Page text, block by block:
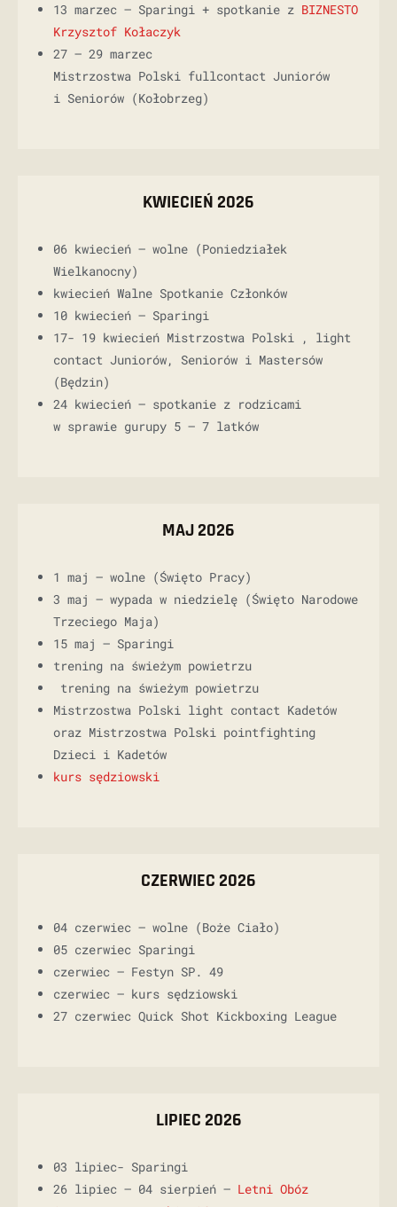
13 marzec – Sparingi + spotkanie z BIZNESTO
Krzysztof Kołaczyk
27 – 29 marzec
Mistrzostwa Polski fullcontact Juniorów
i Seniorów (Kołobrzeg)
KWIECIEŃ 2026
06 kwiecień – wolne (Poniedziałek
Wielkanocny)
kwiecień Walne Spotkanie Członków
10 kwiecień – Sparingi
17- 19 kwiecień Mistrzostwa Polski , light
contact Juniorów, Seniorów i Mastersów
(Będzin)
24 kwiecień – spotkanie z rodzicami
w sprawie gurupy 5 – 7 latków
MAJ 2026
1 maj – wolne (Święto Pracy)
3 maj – wypada w niedzielę (Święto Narodowe
Trzeciego Maja)
15 maj – Sparingi
trening na świeżym powietrzu
trening na świeżym powietrzu
Mistrzostwa Polski light contact Kadetów
oraz Mistrzostwa Polski pointfighting
Dzieci i Kadetów
kurs sędziowski
CZERWIEC 2026
04 czerwiec – wolne (Boże Ciało)
05 czerwiec Sparingi
czerwiec – Festyn SP. 49
czerwiec – kurs sędziowski
27 czerwiec Quick Shot Kickboxing League
LIPIEC 2026
03 lipiec- Sparingi
26 lipiec – 04 sierpień – Letni Obóz